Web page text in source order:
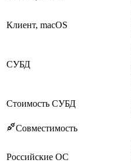
Клиент, macOS
СУБД
Стоимость СУБД
Совместимость
Российские ОС